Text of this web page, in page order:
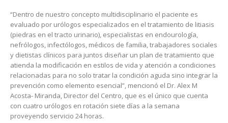
“Dentro de nuestro concepto multidisciplinario el paciente es
evaluado por urólogos especializados en el tratamiento de litiasis
(piedras en el tracto urinario), especialistas en endourología,
nefrólogos, infectólogos, médicos de familia, trabajadores sociales
y dietistas clínicos para juntos diseñar un plan de tratamiento que
atienda la modificación en estilos de vida y atención a condiciones
relacionadas para no solo tratar la condición aguda sino integrar la
prevención como elemento esencial”, mencionó el Dr. Alex M
Acosta- Miranda, Director del Centro, que es el único que cuenta
con cuatro urólogos en rotación siete días a la semana
proveyendo servicio 24 horas.